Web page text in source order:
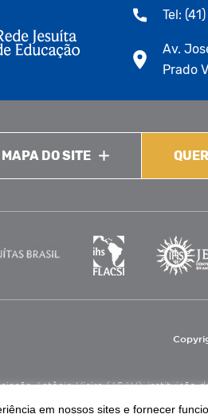
Tel:
Av.
Prado
MAPA DO SITE
Antônio Vieira (ASAV), instituição
em nossos sites e fornecer